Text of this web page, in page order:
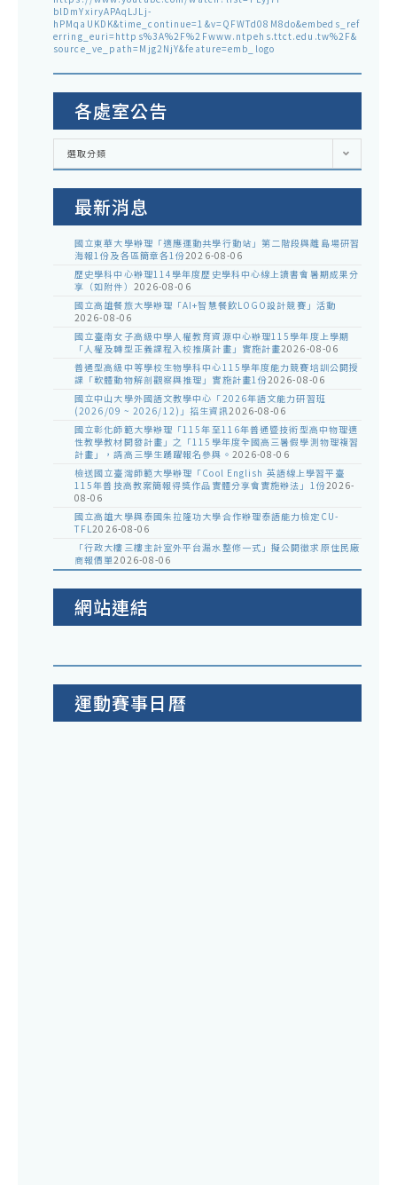
blDmYxiryAPAqLJLj-
hPMqaUKDK&time_continue=1&v=QFWTd08M8do&embeds_ref
erring_euri=https%3A%2F%2Fwww.ntpehs.ttct.edu.tw%2F&
source_ve_path=Mjg2NjY&feature=emb_logo
各處室公告
各
室
選取分類
最新消息
國立東華大學辦理「適應運動共學行動站」第二階段與離島場研習
海報1份及各區簡章各1份2026-08-06
歷史學科中心辦理114學年度歷史學科中心線上讀書會暑期成果分
享（如附件） 2026-08-06
國立高雄餐旅大學辦理「AI+智慧餐飲LOGO設計競賽」活動
2026-08-06
國立臺南女子高級中學人權教育資源中心辦理115學年度上學期
「人權及轉型正義課程入校推廣計畫」實施計畫2026-08-06
普通型高級中等學校生物學科中心115學年度能力競賽培訓公開授
課「軟體動物解剖觀察與推理」實施計畫1份2026-08-06
國立中山大學外國語文教學中心「2026年語文能力研習班
(2026/09 ~ 2026/12)」招生資訊2026-08-06
國立彰化師範大學辦理「115年至116年普通暨技術型高中物理適
性教學教材開發計畫」之「115學年度全國高三暑假學測物理複習
計畫」，請高三學生踴躍報名參與。 2026-08-06
檢送國立臺灣師範大學辦理「Cool English 英語線上學習平臺
115年普技高教案簡報得獎作品實體分享會實施辦法」1份2026-
08-06
國立高雄大學與泰國朱拉隆功大學合作辦理泰語能力檢定CU-
TFL2026-08-06
「行政大樓三樓主計室外平台漏水整修一式」擬公開徵求原住民廠
商報價單2026-08-06
網站連結
運動賽事日曆